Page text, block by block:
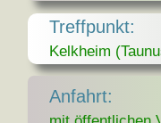
Treffpunkt:
Kelkheim
Anfahrt: